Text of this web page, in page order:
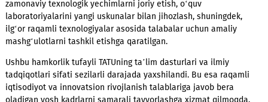
Uchrashuv davomida universitet vakillari Mobiuz mobil
ta’lim va raqamli texnologiyalar sohasidagi faol hamda
hamkorligi uchun minnatdorlik bildirdilar.
zamonaviy texnologik yechimlarni joriy etish, o‘quv
laboratoriyalarini yangi uskunalar bilan jihozlash,
ilg‘or raqamli texnologiyalar asosida talabalar uchun amaliy